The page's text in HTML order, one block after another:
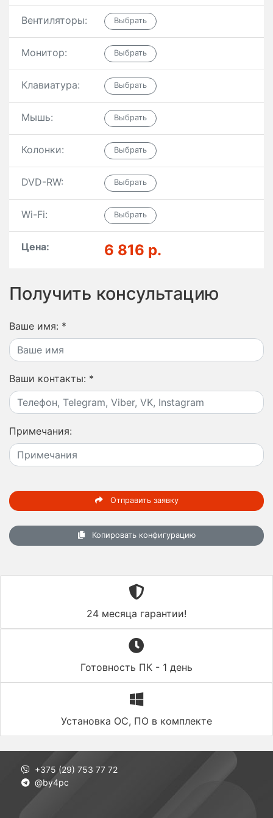
Вентиляторы:
Монитор:
Клавиатура:
Мышь:
Колонки:
DVD-RW:
Wi-Fi:
Цена: 6 816 р.
Получить консультацию
Ваше имя: *
Ваши контакты: *
Примечания:
Отправить заявку
Копировать конфигурацию
24 месяца гарантии!
Готовность ПК - 1 день
Установка ОС, ПО в комплекте
+375 (29) 753 77 72
@by4pc